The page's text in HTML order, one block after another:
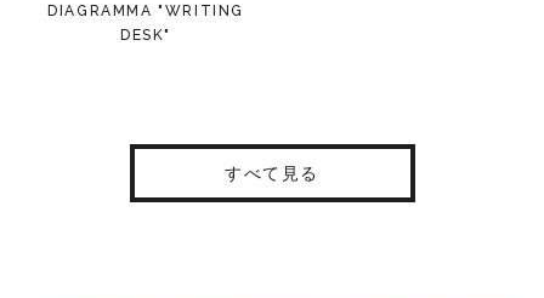
DIAGRAMMA "WRITING
DESK"
すべて見る